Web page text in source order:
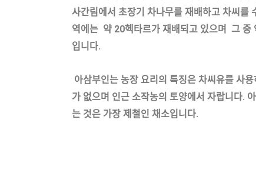
사간림에서 초장기 차나무를 재배하고 차씨를
역에는 약 20헥타르가 재배되고 있으며 그 중
입니다.
아삼부인는 농장 요리의 특징은 차씨유를 사
가 없으며 인근 소작농의 토양에서 자랍니다.
는 것은 가장 제철인 채소입니다.